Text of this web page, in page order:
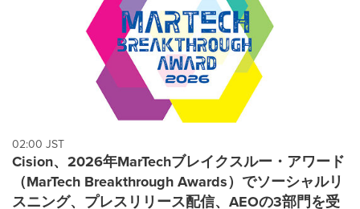
02:00 JST
Cision、2026年MarTechブレイクスルー・アワード
（MarTech Breakthrough Awards）でソーシャルリ
スニング、プレスリリース配信、AEOの3部門を受